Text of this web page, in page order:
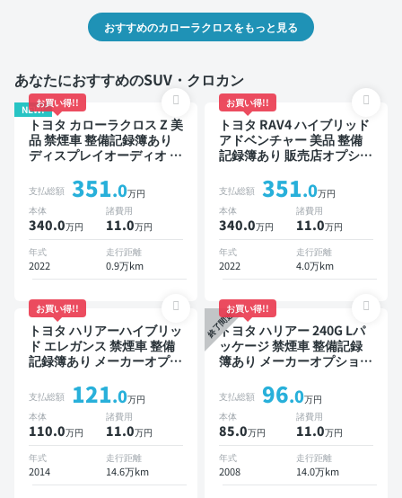
おすすめのカローラクロスをもっと見る
あなたにおすすめのSUV・クロカン
NEW!
お買い得!!
トヨタ カローラクロス Z 美
品 禁煙車 整備記録簿あり
ディスプレイオーディオ ※
スポットモニター オートク
ルーズ スマートキー ETC
電動バックドア バックモニ
ター 全方位カメラ ドライ
ブレコーダー 衝突軽減
支払総額 351.0万円
本体
340.0万円
諸費用
11.0万円
年式
2022
走行距離
0.9万km
お買い得!!
トヨタ RAV4 ハイブリッド
アドベンチャー 美品 整備
記録簿あり 販売店オプショ
ットモニター デジタルイン
ナーミラー オートクルーズ
スマートキー ETC バック
モニター ドライブレコーダ
ー 衝突軽減
支払総額 351.0万円
本体
340.0万円
諸費用
11.0万円
年式
2022
走行距離
4.0万km
お買い得!!
トヨタ ハリアーハイブリッ
ド エレガンス 禁煙車 整備
記録簿あり メーカーオプシ
ETC バックモニター ドラ
イブレコーダー
支払総額 121.0万円
本体
110.0万円
諸費用
11.0万円
年式
2014
走行距離
14.6万km
終了間近
お買い得!!
トヨタ ハリアー 240G Lパ
ッケージ 禁煙車 整備記録
簿あり メーカーオプション
ETC サンルーフ バックモ
ニター ドライブレコーダー
支払総額 96.0万円
本体
85.0万円
諸費用
11.0万円
年式
2008
走行距離
14.0万km